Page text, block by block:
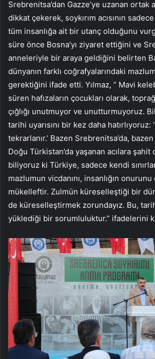
Srebrenitsa’dan Gazze’ye uzanan ortak
dikkat çekerek, soykırım acısının
tüm insanlığa ait bir utanç olduğunu
süre önce Bosna’yı ziyaret ettiğini ve
anneleriyle bir araya geldiğini belirten
dünyanın farklı coğrafyalarındaki
gerektiğini ifade etti. Yılmaz, ” Mavi
süren hafızaların çocukları olarak,
çığlığı unutmuyor ve unutturmuyoruz.
tarihi uyarısını bir kez daha hatırlıyoruz:
tekrarlanır.’ Bazen Srebrenitsa’da,
Doğu Türkistan’da yaşanan acılara şahit
biliyoruz ki Türkiye, sadece kendi
mazlumun vicdanını, insanlığın
mükelleftir. Zulmün küreselleştiği bir
de küreselleştirmek zorundayız. Bu,
yüklediği bir sorumluluktur.” ifadelerini